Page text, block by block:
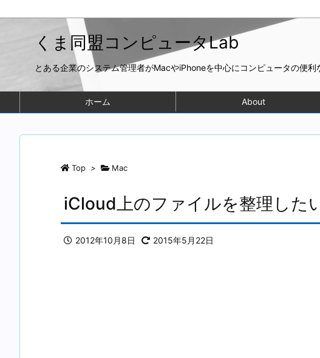
くま同盟コンピュータLab
とある企業のシステム管理者がMacやiPhoneを中心にコンピュータの便
ホーム About
Top > Mac
iCloud上のファイルを整理した
2012年10月8日 2015年5月22日